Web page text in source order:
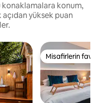
konaklamalara konum,
yüksek puan
Misafirlerin
Misafirlerin